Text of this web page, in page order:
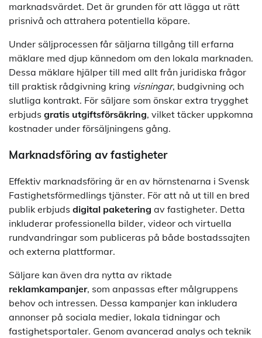
marknadsvärdet. Det är grunden för att lägga ut rätt
prisnivå och attrahera potentiella köpare.
Under säljprocessen får säljarna tillgång till erfarna
mäklare med djup kännedom om den lokala marknaden.
Dessa mäklare hjälper till med allt från juridiska frågor
till praktisk rådgivning kring visningar, budgivning och
slutliga kontrakt. För säljare som önskar extra trygghet
erbjuds gratis utgiftsförsäkring, vilket täcker uppkomna
kostnader under försäljningens gång.
Marknadsföring av fastigheter
Effektiv marknadsföring är en av hörnstenarna i Svensk
Fastighetsförmedlings tjänster. För att nå ut till en bred
publik erbjuds digital paketering av fastigheter. Detta
inkluderar professionella bilder, videor och virtuella
rundvandringar som publiceras på både bostadssajten
och externa plattformar.
Säljare kan även dra nytta av riktade
reklamkampanjer, som anpassas efter målgruppens
behov och intressen. Dessa kampanjer kan inkludera
annonser på sociala medier, lokala tidningar och
fastighetsportaler. Genom avancerad analys och teknik